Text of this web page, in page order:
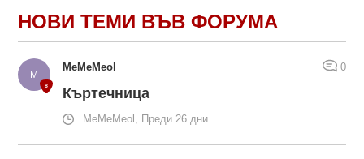
НОВИ ТЕМИ ВЪВ ФОРУМА
MeMeMeol 0
Къртечница
MeMeMeol, Преди 26 дни